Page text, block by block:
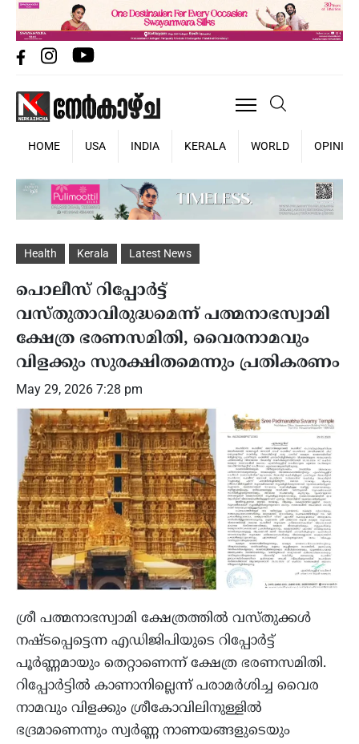
HOME USA INDIA KERALA WORLD OPINION
Health Kerala Latest News
പൊലീസ് റിപ്പോർട്ട്
വസ്തുതാവിരുദ്ധമെന്ന് പത്മനാഭസ്വാമി
ക്ഷേത്ര ഭരണസമിതി, വൈരനാമവും
വിളക്കും സുരക്ഷിതമെന്നും പ്രതികരണം
May 29, 2026 7:28 pm
ശ്രീ പത്മനാഭസ്വാമി ക്ഷേത്രത്തിൽ വസ്തുക്കൾ
നഷ്ടപ്പെട്ടെന്ന എഡിജിപിയുടെ റിപ്പോർട്ട്
പൂർണ്ണമായും തെറ്റാണെന്ന് ക്ഷേത്ര ഭരണസമിതി.
റിപ്പോർട്ടിൽ കാണാനില്ലെന്ന് പരാമർശിച്ച വൈര
നാമവും വിളക്കും ശ്രീകോവിലിനുള്ളിൽ
ഭദ്രമാണെന്നും സ്വർണ്ണ നാണയങ്ങളുടെയും